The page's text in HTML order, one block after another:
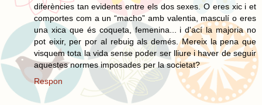
diferències tan evidents entre els dos sexes. O eres xic i et
comportes com a un “macho” amb valentia, masculí o eres
una xica que és coqueta, femenina... i d'ací la majoria no
pot eixir, per por al rebuig als demés. Mereix la pena que
visquem tota la vida sense poder ser lliure i haver de seguir
aquestes normes imposades per la societat?
Respon